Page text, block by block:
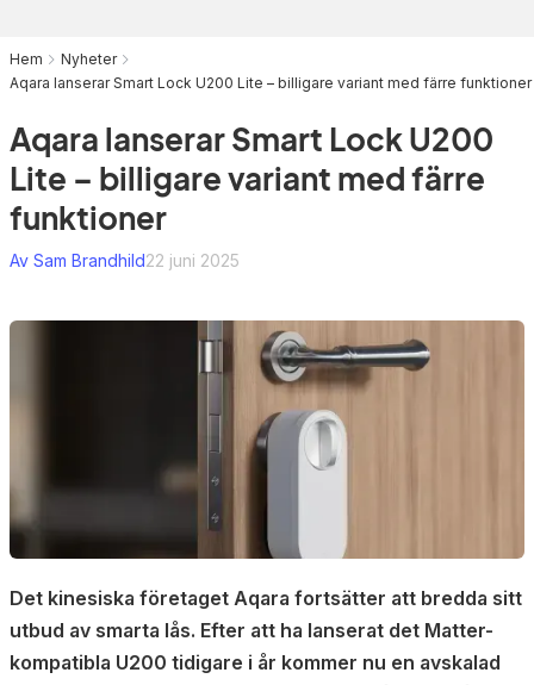
Hem
Nyheter
Aqara lanserar Smart Lock U200 Lite – billigare variant med färre funktioner
Aqara lanserar Smart Lock U200
Lite – billigare variant med färre
funktioner
Av Sam Brandhild22 juni 2025
Det kinesiska företaget Aqara fortsätter att bredda sitt
utbud av smarta lås. Efter att ha lanserat det Matter-
kompatibla U200 tidigare i år kommer nu en avskalad